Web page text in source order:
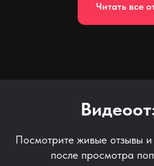
Читать все
Посмотрите живые отзывы
после просмотра